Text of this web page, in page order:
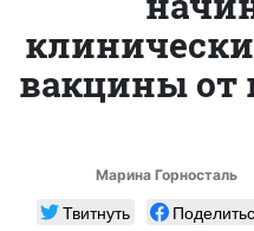
вакцины от
Марина Горносталь
Твитнуть